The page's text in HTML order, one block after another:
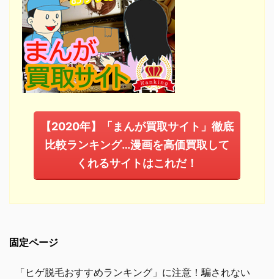
【2020年】「まんが買取サイト」徹底
比較ランキング…漫画を高価買取して
くれるサイトはこれだ！
固定ページ
「ヒゲ脱毛おすすめランキング」に注意！騙されない